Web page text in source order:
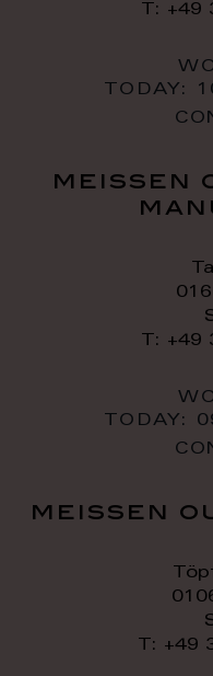
T: +49
TODAY:
T: +49
TODAY:
meissen
T: +49